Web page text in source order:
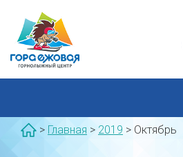
content
> Главная > 2019 > Октябрь